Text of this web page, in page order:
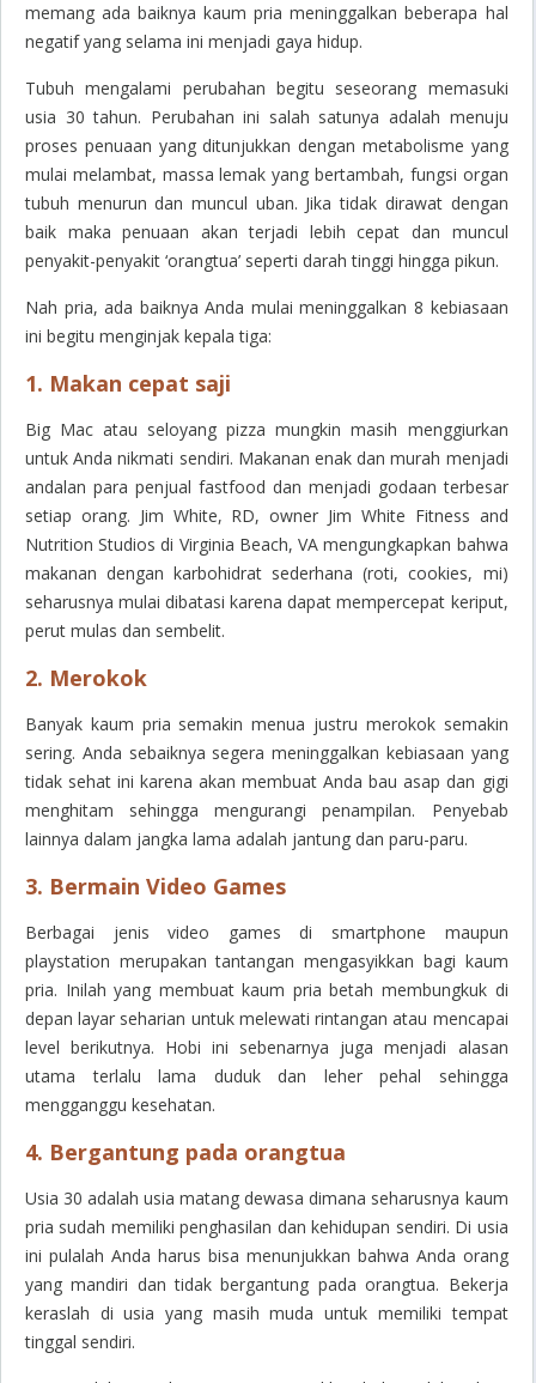
memang ada baiknya kaum pria meninggalkan beberapa hal
negatif yang selama ini menjadi gaya hidup.
Tubuh mengalami perubahan begitu seseorang memasuki
usia 30 tahun. Perubahan ini salah satunya adalah menuju
proses penuaan yang ditunjukkan dengan metabolisme yang
mulai melambat, massa lemak yang bertambah, fungsi organ
tubuh menurun dan muncul uban. Jika tidak dirawat dengan
baik maka penuaan akan terjadi lebih cepat dan muncul
penyakit-penyakit ‘orangtua’ seperti darah tinggi hingga pikun.
Nah pria, ada baiknya Anda mulai meninggalkan 8 kebiasaan
ini begitu menginjak kepala tiga:
1. Makan cepat saji
Big Mac atau seloyang pizza mungkin masih menggiurkan
untuk Anda nikmati sendiri. Makanan enak dan murah menjadi
andalan para penjual fastfood dan menjadi godaan terbesar
setiap orang. Jim White, RD,owner Jim White Fitness and
Nutrition Studios di Virginia Beach, VA mengungkapkan bahwa
makanan dengan karbohidrat sederhana (roti, cookies, mi)
seharusnya mulai dibatasi karena dapat mempercepat keriput,
perut mulas dan sembelit.
2. Merokok
Banyak kaum pria semakin menua justru merokok semakin
sering. Anda sebaiknya segera meninggalkan kebiasaan yang
tidak sehat ini karena akan membuat Anda bau asap dan gigi
menghitam sehingga mengurangi penampilan. Penyebab
lainnya dalam jangka lama adalah jantung dan paru-paru.
3. Bermain Video Games
Berbagai jenis video games di smartphone maupun
playstation merupakan tantangan mengasyikkan bagi kaum
pria. Inilah yang membuat kaum pria betah membungkuk di
depan layar seharian untuk melewati rintangan atau mencapai
level berikutnya. Hobi ini sebenarnya juga menjadi alasan
utama terlalu lama duduk dan leher pehal sehingga
mengganggu kesehatan.
4. Bergantung pada orangtua
Usia 30 adalah usia matang dewasa dimana seharusnya kaum
pria sudah memiliki penghasilan dan kehidupan sendiri. Di usia
ini pulalah Anda harus bisa menunjukkan bahwa Anda orang
yang mandiri dan tidak bergantung pada orangtua. Bekerja
keraslah di usia yang masih muda untuk memiliki tempat
tinggal sendiri.